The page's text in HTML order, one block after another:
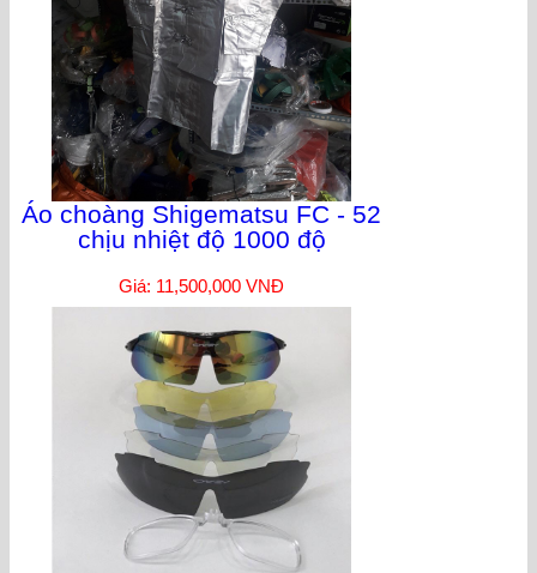
Áo choàng Shigematsu FC - 52
chịu nhiệt độ 1000 độ
Giá: 11,500,000 VNĐ